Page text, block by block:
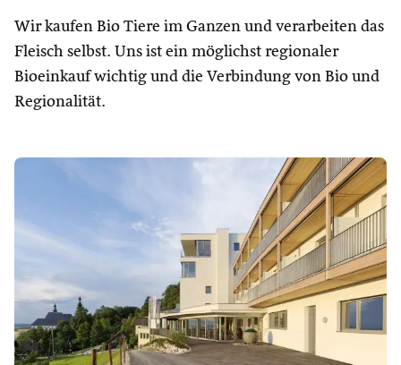
Wir kaufen Bio Tiere im Ganzen und verarbeiten das
Fleisch selbst. Uns ist ein möglichst regionaler
Bioeinkauf wichtig und die Verbindung von Bio und
Regionalität.